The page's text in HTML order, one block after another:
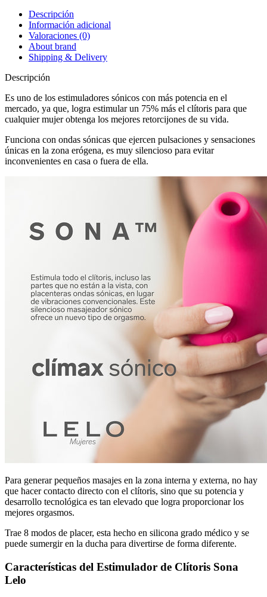
Descripción
Información adicional
Valoraciones (0)
About brand
Shipping & Delivery
Descripción
Es uno de los estimuladores sónicos con más potencia en el
mercado, ya que, logra estimular un 75% más el clítoris para que
cualquier mujer obtenga los mejores retorcijones de su vida.
Funciona con ondas sónicas que ejercen pulsaciones y sensaciones
únicas en la zona erógena, es muy silencioso para evitar
inconvenientes en casa o fuera de ella.
Para generar pequeños masajes en la zona interna y externa, no hay
que hacer contacto directo con el clítoris, sino que su potencia y
desarrollo tecnológica es tan elevado que logra proporcionar los
mejores orgasmos.
Trae 8 modos de placer, esta hecho en silicona grado médico y se
puede sumergir en la ducha para divertirse de forma diferente.
Características del Estimulador de Clítoris Sona
Lelo